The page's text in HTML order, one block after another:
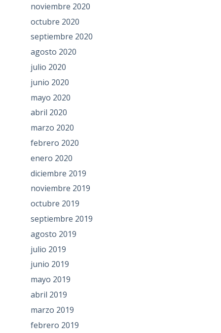
noviembre 2020
octubre 2020
septiembre 2020
agosto 2020
julio 2020
junio 2020
mayo 2020
abril 2020
marzo 2020
febrero 2020
enero 2020
diciembre 2019
noviembre 2019
octubre 2019
septiembre 2019
agosto 2019
julio 2019
junio 2019
mayo 2019
abril 2019
marzo 2019
febrero 2019